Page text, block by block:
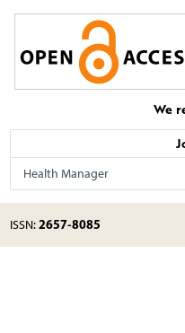
We
Health Manager
ISSN:2657-8085